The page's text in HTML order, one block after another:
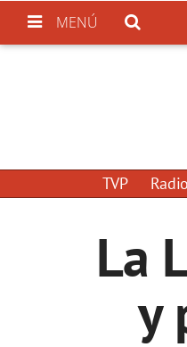
MENÚ
TVP Radio
La
y